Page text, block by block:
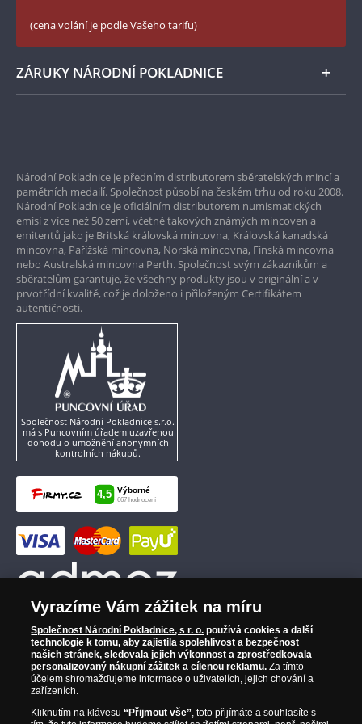
LinkedIn Národní Pokladnice
Instagram Národní Pokladnice
(cena volání je podle Vašeho tarifu)
ZÁRUKY NÁRODNÍ POKLADNICE
Garance nejvyšší kvality
Pouze originální produkty
Národní Pokladnice je předním distributorem sběratelských mincí a
pamětních medailí. Společnost působí na českém trhu od roku 2008.
Národní Pokladnice je oficiálním distributorem numismatických
emisí z více než 50 zemí, včetně takových známých mincoven a
emitentů jako je Britská královská mincovna, Královská kanadská
mincovna, Pařížská mincovna, Norská mincovna, Finská mincovna
nebo Australská mincovna Perth. Společnost svým zákazníkům a
sběratelům garantuje, že všechny produkty jsou v originální a v
prvotřídní kvalitě, což je doloženo i přiloženým Certifikátem
autentičnosti.
Společnost Národní Pokladnice s.r.o.
má s Puncovním úřadem uzavřenou
dohodu o umožnění anonymních
kontrolních nákupů.
Vyrazíme Vám zážitek na míru
Společnost Národní Pokladnice, s r. o. používá cookies a další
technologie k tomu, aby zajistila spolehlivost a bezpečnost
našich stránek, sledovala jejich výkonnost a zprostředkovala
personalizovaný nákupní zážitek a cílenou reklamu. Za tímto
účelem shromažďujeme informace o uživatelích, jejich chování a
zařízeních.
Kliknutím na klávesu“Přijmout vše”, toto přijímáte a souhlasíte s